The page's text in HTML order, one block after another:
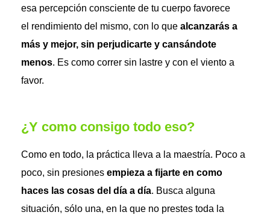
esa percepción consciente de tu cuerpo favorece
el rendimiento del mismo, con lo que alcanzarás a
más y mejor, sin perjudicarte y cansándote
menos. Es como correr sin lastre y con el viento a
favor.
¿Y como consigo todo eso?
Como en todo, la práctica lleva a la maestría. Poco a
poco, sin presiones empieza a fijarte en como
haces las cosas del día a día. Busca alguna
situación, sólo una, en la que no prestes toda la